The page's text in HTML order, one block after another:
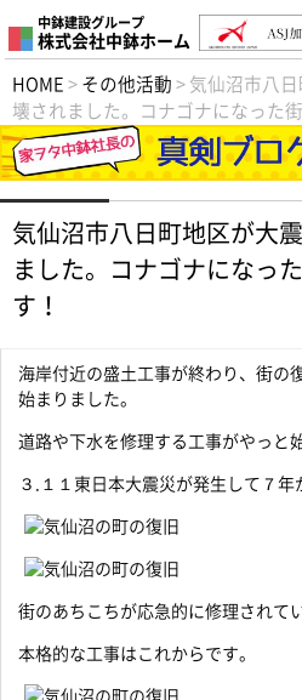
中鉢建設グループ
株式会社中鉢ホーム
HOME > その他活動 > 気仙沼市八
壊されました。コナゴナになった
気仙沼市八日町地区が大
ました。コナゴナになっ
す！
海岸付近の盛土工事が終わり、街の
始まりました。
道路や下水を修理する工事がやっと
３.１１東日本大震災が発生して７年
街のあちこちが応急的に修理されて
本格的な工事はこれからです。